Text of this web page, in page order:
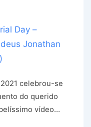
Day –
Jonathan
celebrou-se
do querido
vídeo…